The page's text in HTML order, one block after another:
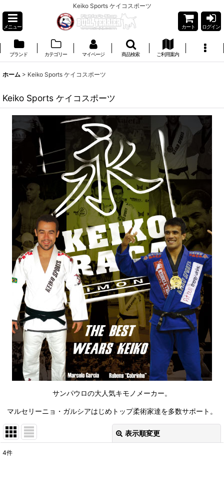
Keiko Sports ケイコスポーツ
メニュー カート ログイン
ブランド カテゴリー マイページ 商品検索 ご利用案内
ホーム > Keiko Sports ケイコスポーツ
Keiko Sports ケイコスポーツ
サンパウロの大人気キモノメーカー。
マルセリーニョ・ガルシアはじめトップ柔術家達を多数サポート。
表示順変更
4件